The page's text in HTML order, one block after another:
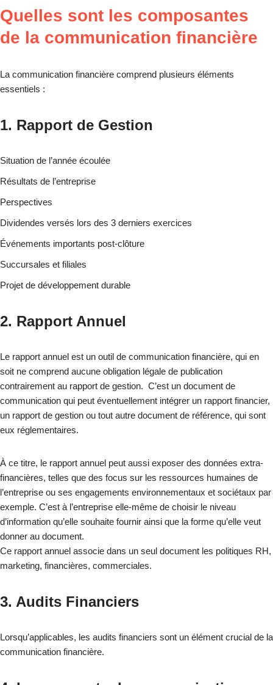
Quelles sont les composantes
de la communication financière
La communication financière comprend plusieurs éléments
essentiels :
1. Rapport de Gestion
Situation de l’année écoulée
Résultats de l’entreprise
Perspectives
Dividendes versés lors des 3 derniers exercices
Événements importants post-clôture
Succursales et filiales
Projet de développement durable
2. Rapport Annuel
Le rapport annuel est un outil de communication financière, qui en
soit ne comprend aucune obligation légale de publication
contrairement au rapport de gestion. C’est un document de
communication qui peut éventuellement intégrer un rapport financier,
un rapport de gestion ou tout autre document de référence, qui sont
eux réglementaires.
À ce titre, le rapport annuel peut aussi exposer des données extra-
financières, telles que des focus sur les ressources humaines de
l’entreprise ou ses engagements environnementaux et sociétaux par
exemple. C’est à l’entreprise elle-même de choisir le niveau
d’information qu’elle souhaite fournir ainsi que la forme qu’elle veut
donner au document.
Ce rapport annuel associe dans un seul document les politiques RH,
marketing, financières, commerciales.
3. Audits Financiers
Lorsqu’applicables, les audits financiers sont un élément crucial de la
communication financière.